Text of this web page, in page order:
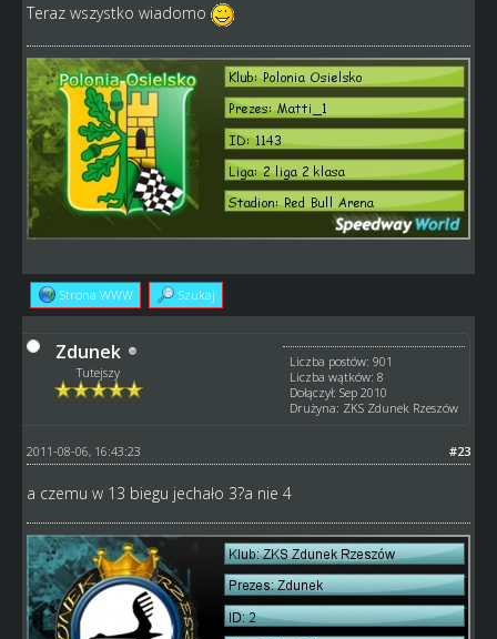
Teraz wszystko wiadomo
Strona WWW Szukaj
Zdunek
Tutejszy
Liczba postów: 901
Liczba wątków: 8
Dołączył: Sep 2010
Drużyna: ZKS Zdunek Rzeszów
#23
2011-08-06, 16:43:23
a czemu w 13 biegu jechało 3?a nie 4